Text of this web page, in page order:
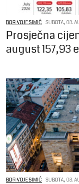
BORIVOJE SIMIĆ SUBOTA, 08.
Prosječna
august 157,93
BORIVOJE SIMIĆ SUBOTA, 08.